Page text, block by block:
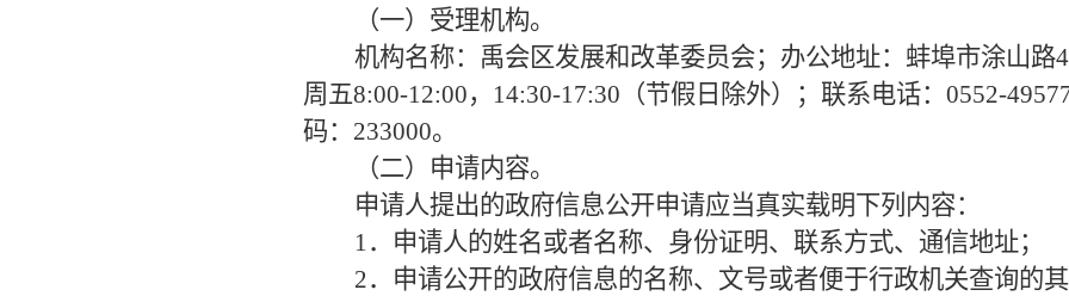
（一）受理机构。
机构名称：禹会区发展和改革委员会；办公地址：蚌埠市涂山
周五8:00-12:00，14:30-17:30（节假日除外）；联系电话：0552-
码：233000。
（二）申请内容。
申请人提出的政府信息公开申请应当真实载明下列内容：
1．申请人的姓名或者名称、身份证明、联系方式、通信地址；
2．申请公开的政府信息的名称、文号或者便于行政机关查询的